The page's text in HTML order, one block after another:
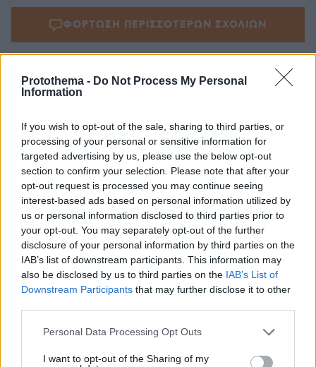
Protothema - Do Not Process My Personal
Information
If you wish to opt-out of the sale, sharing to third parties, or
processing of your personal or sensitive information for
targeted advertising by us, please use the below opt-out
section to confirm your selection. Please note that after your
opt-out request is processed you may continue seeing
interest-based ads based on personal information utilized by
us or personal information disclosed to third parties prior to
your opt-out. You may separately opt-out of the further
disclosure of your personal information by third parties on the
IAB’s list of downstream participants. This information may
also be disclosed by us to third parties on the IAB’s List of
Downstream Participants that may further disclose it to other
Please note that this website/app uses one or more Google
not limited to your visit or usage behaviour. You may click to
Personal Data Processing Opt Outs
I want to opt-out of the Sharing of my
ΦΟΡΤΩΣΗ ΠΕΡΙΣΣΟΤΕΡΩΝ ΣΧΟΛΙΩΝ
ΠΡΟΣΘΗΚΗ ΣΧΟΛΙΟΥ
EMAIL
ΣΧΌΛΙΟ *